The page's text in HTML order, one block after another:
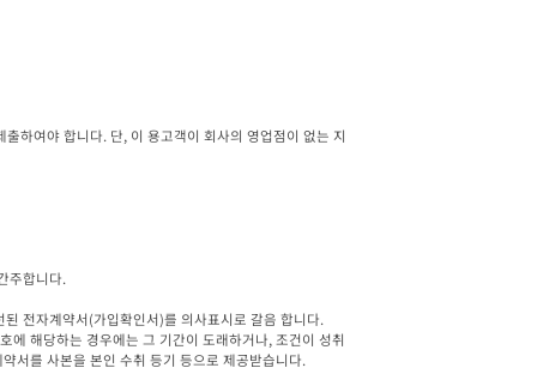
하여야 합니다. 단, 이 용고객이 회사의 영업점이 없는 지
주합니다.
전자계약서(가입확인서)를 의사표시로 갈음 합니다.
해당하는 경우에는 그 기간이 도래하거나, 조건이 성취
서를 사본을 본인 수취 등기 등으로 제공받습니다.